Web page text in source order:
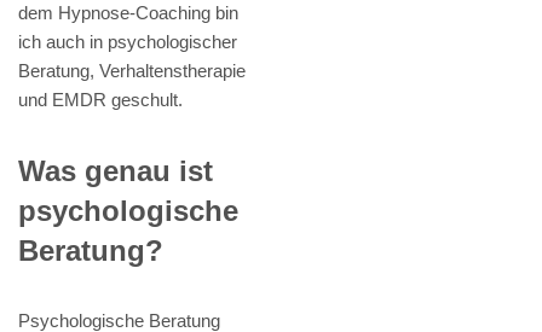
dem Hypnose-Coaching bin
ich auch in psychologischer
Beratung, Verhaltenstherapie
und EMDR geschult.
Was genau ist
psychologische
Beratung?
Psychologische Beratung